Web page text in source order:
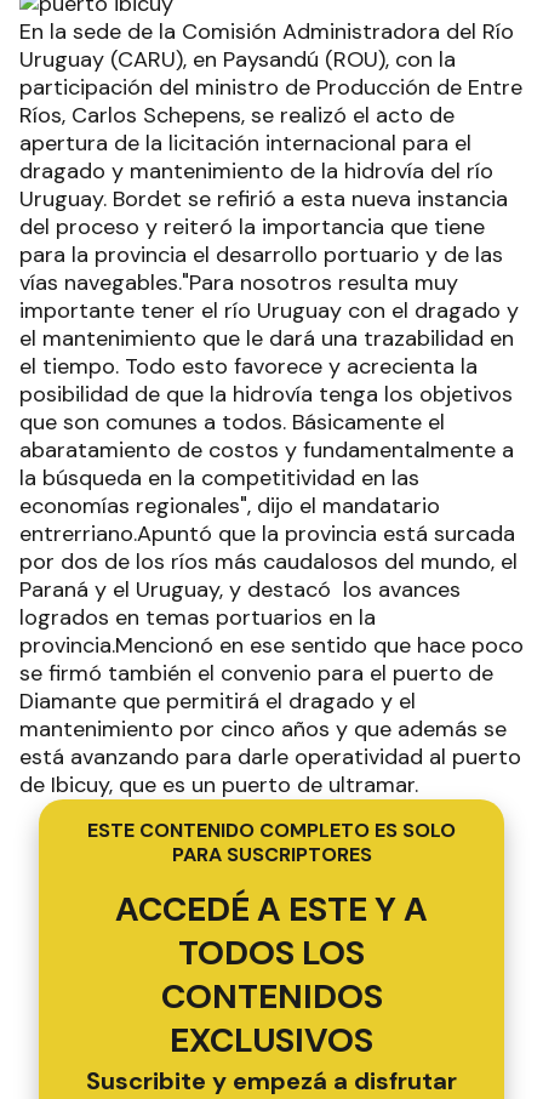
En la sede de la Comisión Administradora del Río
Uruguay (CARU), en Paysandú (ROU), con la
participación del ministro de Producción de Entre
Ríos, Carlos Schepens, se realizó el acto de
apertura de la licitación internacional para el
dragado y mantenimiento de la hidrovía del río
Uruguay. Bordet se refirió a esta nueva instancia
del proceso y reiteró la importancia que tiene
para la provincia el desarrollo portuario y de las
vías navegables."Para nosotros resulta muy
importante tener el río Uruguay con el dragado y
el mantenimiento que le dará una trazabilidad en
el tiempo. Todo esto favorece y acrecienta la
posibilidad de que la hidrovía tenga los objetivos
que son comunes a todos. Básicamente el
abaratamiento de costos y fundamentalmente a
la búsqueda en la competitividad en las
economías regionales", dijo el mandatario
entrerriano.Apuntó que la provincia está surcada
por dos de los ríos más caudalosos del mundo, el
Paraná y el Uruguay, y destacó los avances
logrados en temas portuarios en la
provincia.Mencionó en ese sentido que hace poco
se firmó también el convenio para el puerto de
Diamante que permitirá el dragado y el
mantenimiento por cinco años y que además se
está avanzando para darle operatividad al puerto
de Ibicuy, que es un puerto de ultramar.
ESTE CONTENIDO COMPLETO ES SOLO
PARA SUSCRIPTORES
ACCEDÉ A ESTE Y A
TODOS LOS
CONTENIDOS
EXCLUSIVOS
Suscribite y empezá a disfrutar